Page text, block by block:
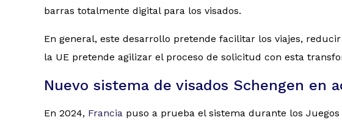
barras totalmente digital para los visados.
En general, este desarrollo pretende facilitar los viajes,
la UE pretende agilizar el proceso de solicitud con esta
Nuevo sistema de visados Schengen en
En 2024, Francia puso a prueba el sistema durante los